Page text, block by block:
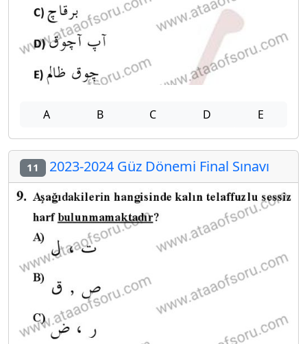
A B C D E
11 2023-2024 Güz Dönemi Final Sınavı